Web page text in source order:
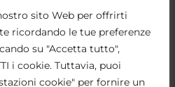
sito Web per offrirti
ricordando le tue preferenze
su "Accetta tutto",
i cookie. Tuttavia, puoi
cookie" per fornire un